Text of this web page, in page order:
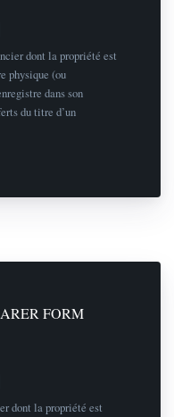
dont la propriété est
physique (ou
dans son
du titre d’un
FORM
dont la propriété est